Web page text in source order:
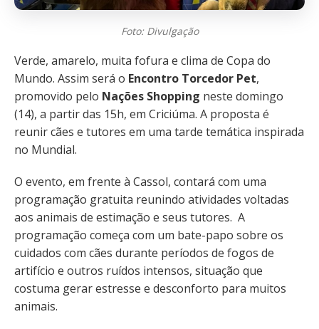
Foto: Divulgação
Verde, amarelo, muita fofura e clima de Copa do
Mundo. Assim será o Encontro Torcedor Pet,
promovido pelo Nações Shopping neste domingo
(14), a partir das 15h, em Criciúma. A proposta é
reunir cães e tutores em uma tarde temática inspirada
no Mundial.
O evento, em frente à Cassol, contará com uma
programação gratuita reunindo atividades voltadas
aos animais de estimação e seus tutores. A
programação começa com um bate-papo sobre os
cuidados com cães durante períodos de fogos de
artifício e outros ruídos intensos, situação que
costuma gerar estresse e desconforto para muitos
animais.